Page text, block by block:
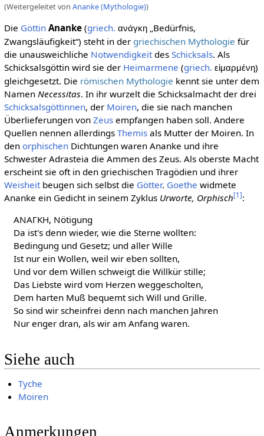
(Weitergeleitet von Ananke (Mythologie))
Die Göttin Ananke(griech. ανάγκη„Bedürfnis,
Zwangsläufigkeit“) steht in der griechischen Mythologie für
die unausweichliche Notwendigkeitdes Schicksals. Als
Schicksalsgöttin wird sie der Heimarmene (griech. εἱμαρμένη)
gleichgesetzt. Die römischen Mythologie kennt sie unter dem
Namen Necessitas. In ihr wurzelt die Schicksalmacht der drei
Schicksalsgöttinnen, der Moiren, die sie nach manchen
Überlieferungen von Zeusempfangen haben soll. Andere
Quellen nennen allerdings Themisals Mutter der Moiren. In
den orphischenDichtungen waren Ananke und ihre
Schwester Adrasteia die Ammen des Zeus. Als oberste Macht
erscheint sie oft in den griechischen Tragödien und ihrer
Weisheitbeugen sich selbst die Götter. Goethe widmete
Ananke ein Gedicht in seinem Zyklus Urworte, Orphisch[1 ]:
ΑΝΑΓΚΗ, Nötigung
Da ist's denn wieder, wie die Sterne wollten:
Bedingung und Gesetz; und aller Wille
Ist nur ein Wollen, weil wir eben sollten,
Und vor dem Willen schweigt die Willkür stille;
Das Liebste wird vom Herzen weggescholten,
Dem harten Muß bequemt sich Will und Grille.
So sind wir scheinfrei denn nach manchen Jahren
Nur enger dran, als wir am Anfang waren.
Siehe auch
Tyche
Moiren
Anmerkungen